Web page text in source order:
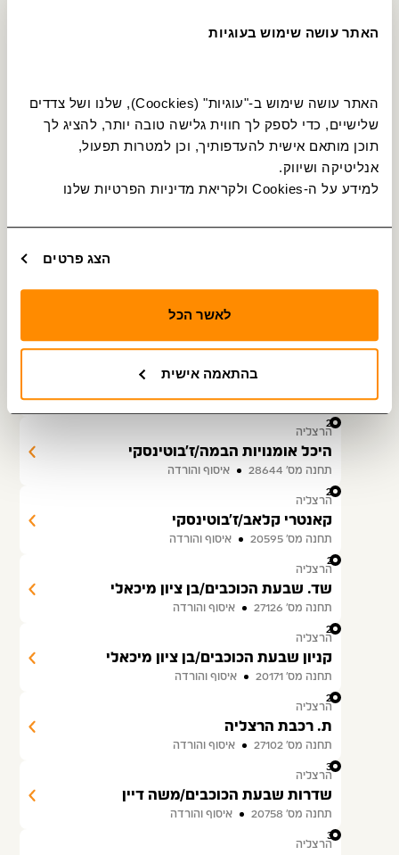
האתר עושה שימוש בעוגיות
אנליטיקה ושיווק.
למידע על ה-Cookies ולקריאת מדיניות הפרטיות שלנו
הצג פרטים
לאשר הכל
בהתאמה אישית
בית ספר תיכון ראשונים/הרב קוק
בית משפט/בן גוריון
תחנה מס׳ 21337 איסוף והורדה
21
בן גוריון/העצמאות
תחנה מס׳ 26902 איסוף והורדה
הרצליה
סוקולוב/הניצנים
פינסקר/אבן עזרא
תחנה מס׳ 20213 איסוף והורדה
25
הרצליה
היכל אומנויות הבמה/ז'בוטינסקי
תחנה מס׳ 28644 איסוף והורדה
26
הרצליה
קאנטרי קלאב/ז'בוטינסקי
תחנה מס׳ 20595 איסוף והורדה
27
הרצליה
שד. שבעת הכוכבים/בן ציון מיכאלי
תחנה מס׳ 27126 איסוף והורדה
28
הרצליה
קניון שבעת הכוכבים/בן ציון מיכאלי
תחנה מס׳ 20171 איסוף והורדה
29
הרצליה
ת. רכבת הרצליה
תחנה מס׳ 27102 איסוף והורדה
30
הרצליה
שדרות שבעת הכוכבים/משה דיין
תחנה מס׳ 20758 איסוף והורדה
31
הרצליה